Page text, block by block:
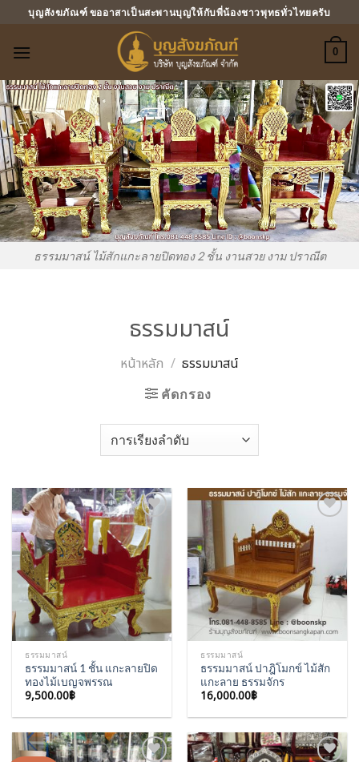
บุญสังฆภัณฑ์ ขออาสาเป็นสะพานบุญให้กับพี่น้องชาวพุทธทั่วไทยครับ
0
ธรรมมาสน์ ไม้สักแกะลายปิดทอง 2 ชั้น งานสวย งาม ปราณีต
ธรรมมาสน์
หน้าหลัก / ธรรมมาสน์
คัดกรอง
Add to
Wishlist
ธรรมมาสน์
ธรรมมาสน์ 1 ชั้น แกะลายปิด
ทองไม้เบญจพรรณ
9,500.00฿
Add to
Wishlist
ธรรมมาสน์
ธรรมมาสน์ ปาฎิโมกข์ ไม้สัก
แกะลาย ธรรมจักร
16,000.00฿